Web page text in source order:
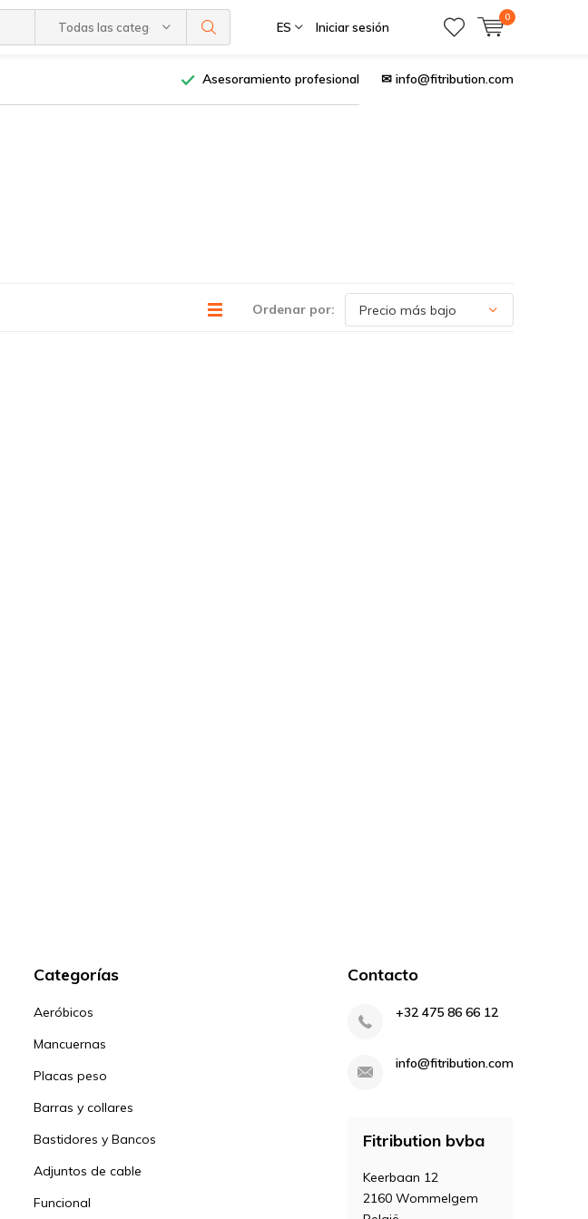
Todas las categorías ES Iniciar sesión
0
Asesoramiento profesional ✉ info@fitribution.com
Ordenar por:
Categorías
Aeróbicos
Mancuernas
Placas peso
Barras y collares
Bastidores y Bancos
Adjuntos de cable
Funcional
Contacto
+32 475 86 66 12
info@fitribution.com
Fitribution bvba
Keerbaan 12
2160 Wommelgem